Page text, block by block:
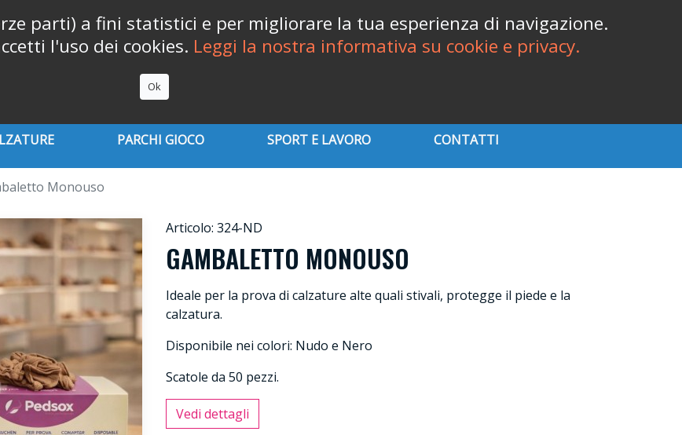
PARCHI GIOCO SPORT E LAVORO CONTATTI
Monouso
Articolo: 324-ND
GAMBALETTO MONOUSO
Ideale per la prova di calzature alte quali stivali, protegge il piede e la
calzatura.
Disponibile nei colori: Nudo e Nero
Scatole da 50 pezzi.
Vedi dettagli
parti) a fini statistici e per migliorare la tua esperienza di navigazione.
l'uso dei cookies. Leggi la nostra informativa su cookie e privacy.
Ok